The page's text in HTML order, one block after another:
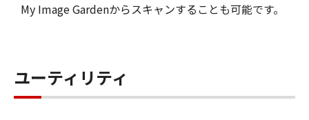
My Image Gardenからスキャンすることも可能です。
ユーティリティ